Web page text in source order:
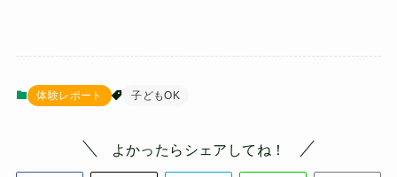
体験レポート 子どもOK
よかったらシェアしてね！